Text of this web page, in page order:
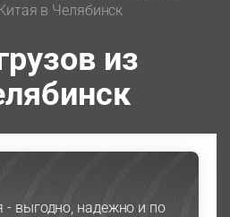
в Челябинск
из
- выгодно, надежно и по